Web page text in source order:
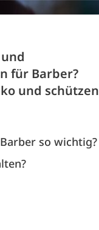
für Barber?
und schützen
so wichtig?